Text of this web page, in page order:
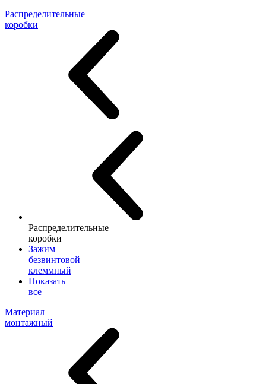
Распределительные
коробки
Распределительные
коробки
Зажим
безвинтовой
клеммный
Показать
все
Материал
монтажный